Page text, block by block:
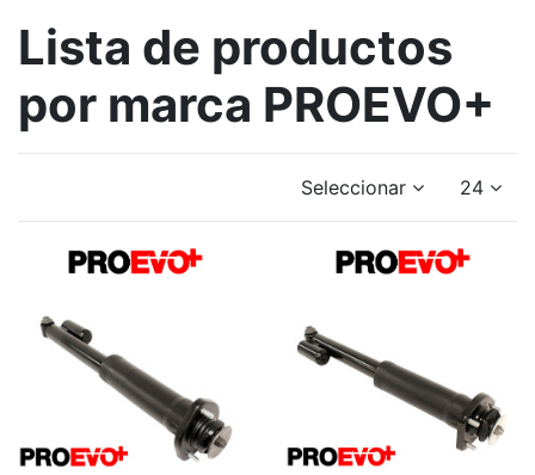
Lista de productos
por marca PROEVO+
Seleccionar 24